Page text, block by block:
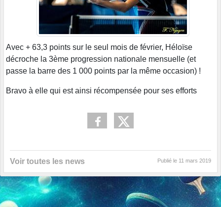
Avec + 63,3 points sur le seul mois de février, Héloïse
décroche la 3ème progression nationale mensuelle (et
passe la barre des 1 000 points par la même occasion) !
Bravo à elle qui est ainsi récompensée pour ses efforts
Voir toutes les news Publié le 11 mars 2019